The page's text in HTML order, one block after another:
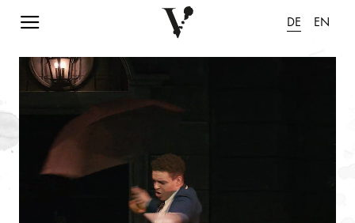
Navigation einblenden DE EN
Animation pausieren